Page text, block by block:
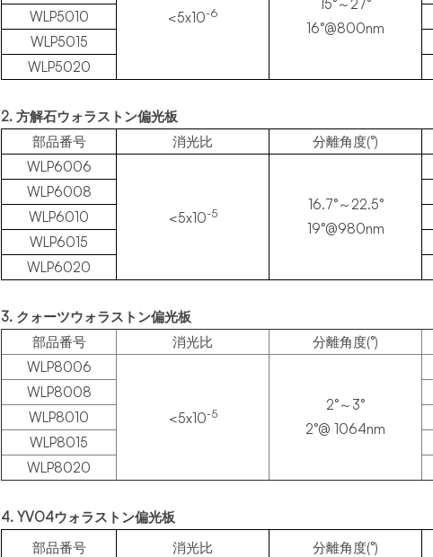
<5x10-6
15°～27°
16°@800nm
WLP5010
WLP5015
WLP5020
2. 方解石ウォラストン偏光板
部品番号
消光比
分離角度(°)
WLP6006
<5x10-5
16.7°～22.5°
19°@980nm
WLP6008
WLP6010
WLP6015
WLP6020
3. クォーツウォラストン偏光板
部品番号
消光比
分離角度(°)
WLP8006
<5x10-5
2°～3°
2°@ 1064nm
WLP8008
WLP8010
WLP8015
WLP8020
4. YVO4ウォラストン偏光板
部品番号
消光比
分離角度(°)